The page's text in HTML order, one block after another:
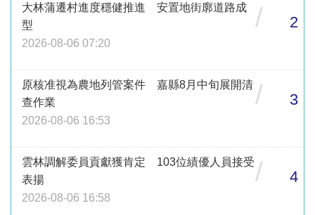
大林蒲遷村進度穩健推進 安置地街廓道路成
型
2026-08-06 07:20
/ 2
原核准視為農地列管案件 嘉縣8月中旬展開清
查作業
2026-08-06 16:53
/ 3
雲林調解委員貢獻獲肯定 103位績優人員接受
表揚
2026-08-06 16:58
/ 4